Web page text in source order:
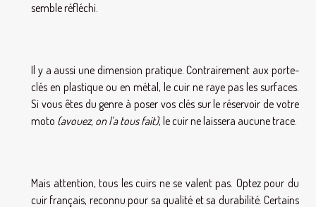
semble réfléchi.
Il y a aussi une dimension pratique. Contrairement aux porte-
clés en plastique ou en métal, le cuir ne raye pas les surfaces.
Si vous êtes du genre à poser vos clés sur le réservoir de votre
moto (avouez, on l’a tous fait), le cuir ne laissera aucune trace.
Mais attention, tous les cuirs ne se valent pas. Optez pour du
cuir français, reconnu pour sa qualité et sa durabilité. Certains